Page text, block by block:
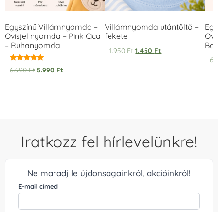
Egyszínű Villámnyomda –
Ovisjel nyomda – Pink Cica
– Ruhanyomda
Értékelés:
5.00
6.990Ft 5.990 Ft
Villámnyomda utántöltő –
fekete
1.950Ft 1.450 Ft
Iratkozz fel hírlevelünkre!
Ne maradj le újdonságainkról, akcióinkról!
E-mail címed